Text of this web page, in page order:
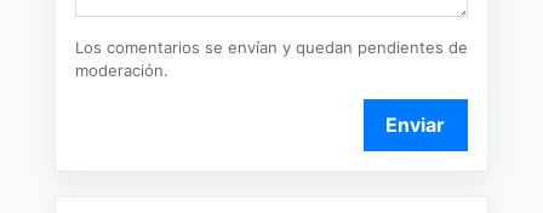
Los comentarios se envían y quedan pendientes de
moderación.
Enviar